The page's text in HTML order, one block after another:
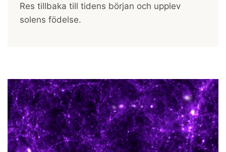
Res tillbaka till tidens början och upplev
solens födelse.